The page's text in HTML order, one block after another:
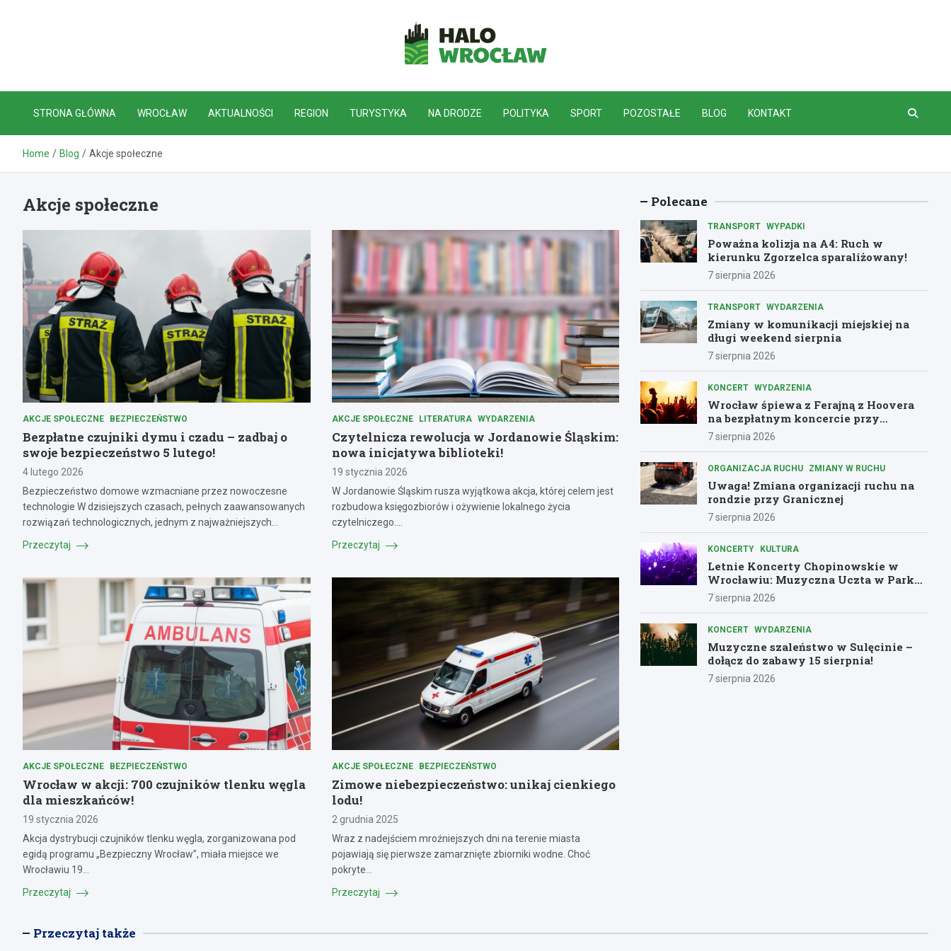
HaloWrocław.pl
STRONA GŁÓWNA WROCŁAW AKTUALNOŚCI REGION TURYSTYKA NA DRODZE POLITYKA SPORT POZOSTAŁE BLOG KONTAKT
Home Blog Akcje społeczne
Akcje społeczne
AKCJE SPOŁECZNE BEZPIECZEŃSTWO
Bezpłatne czujniki dymu i czadu – zadbaj o
swoje bezpieczeństwo 5 lutego!
4 lutego 2026
Bezpieczeństwo domowe wzmacniane przez nowoczesne
technologie W dzisiejszych czasach, pełnych zaawansowanych
rozwiązań technologicznych, jednym z najważniejszych…
Przeczytaj
AKCJE SPOŁECZNE LITERATURA WYDARZENIA
Czytelnicza rewolucja w Jordanowie Śląskim:
nowa inicjatywa biblioteki!
19 stycznia 2026
W Jordanowie Śląskim rusza wyjątkowa akcja, której celem jest
rozbudowa księgozbiorów i ożywienie lokalnego życia
czytelniczego.…
Przeczytaj
AKCJE SPOŁECZNE BEZPIECZEŃSTWO
Wrocław w akcji: 700 czujników tlenku węgla
dla mieszkańców!
19 stycznia 2026
Akcja dystrybucji czujników tlenku węgla, zorganizowana pod
egidą programu „Bezpieczny Wrocław”, miała miejsce we
Wrocławiu 19…
Przeczytaj
AKCJE SPOŁECZNE BEZPIECZEŃSTWO
Zimowe niebezpieczeństwo: unikaj cienkiego
lodu!
2 grudnia 2025
Wraz z nadejściem mroźniejszych dni na terenie miasta
pojawiają się pierwsze zamarznięte zbiorniki wodne. Choć
pokryte…
Przeczytaj
Polecane
TRANSPORT WYPADKI
Poważna kolizja na A4: Ruch w
kierunku Zgorzelca sparaliżowany!
7 sierpnia 2026
TRANSPORT WYDARZENIA
Zmiany w komunikacji miejskiej na
długi weekend sierpnia
7 sierpnia 2026
KONCERT WYDARZENIA
Wrocław śpiewa z Ferajną z Hoovera
na bezpłatnym koncercie przy
Komuny Paryskiej
7 sierpnia 2026
ORGANIZACJA RUCHU ZMIANY W RUCHU
Uwaga! Zmiana organizacji ruchu na
rondzie przy Granicznej
7 sierpnia 2026
KONCERTY KULTURA
Letnie Koncerty Chopinowskie w
Wrocławiu: Muzyczna Uczta w Parku
Południowym!
7 sierpnia 2026
KONCERT WYDARZENIA
Muzyczne szaleństwo w Sulęcinie –
dołącz do zabawy 15 sierpnia!
7 sierpnia 2026
Przeczytaj także